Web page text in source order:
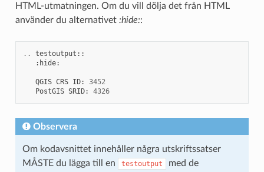
HTML-utmatningen. Om du vill dölja det från HTML
använder du alternativet :hide::
.. testoutput ::
: hide:
QGIS CRS ID:
3452
PostGIS SRID: 4326
Observera
Om kodavsnittet innehåller några utskriftssatser
MÅSTE du lägga till en
testoutput
med de